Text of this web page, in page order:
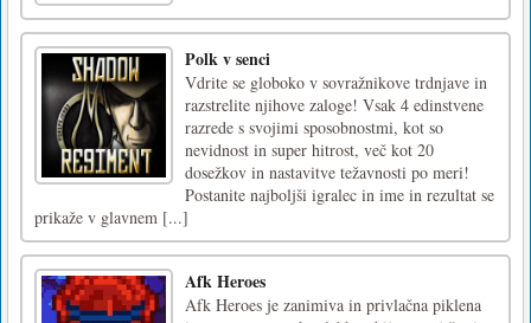
Polk v senci
Vdrite se globoko v sovražnikove trdnjave in
razstrelite njihove zaloge! Vsak 4 edinstvene
razrede s svojimi sposobnostmi, kot so
nevidnost in super hitrost, več kot 20
dosežkov in nastavitve težavnosti po meri!
Postanite najboljši igralec in ime in rezultat se
prikaže v glavnem [...]
Afk Heroes
Afk Heroes je zanimiva in privlačna piklena